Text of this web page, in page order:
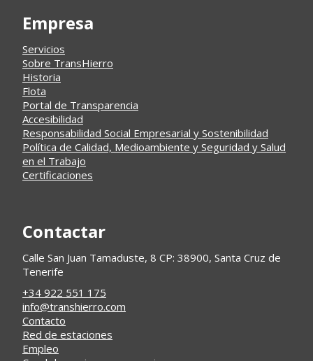
Empresa
Servicios
Sobre TransHierro
Historia
Flota
Portal de Transparencia
Accesibilidad
Responsabilidad Social Empresarial y Sostenibilidad
Política de Calidad, Medioambiente y Seguridad y Salud
en el Trabajo
Certificaciones
Contactar
Calle San Juan Tamaduste, 8 CP: 38900, Santa Cruz de
Tenerife
+34 922 551 175
info@transhierro.com
Contacto
Red de estaciones
Empleo